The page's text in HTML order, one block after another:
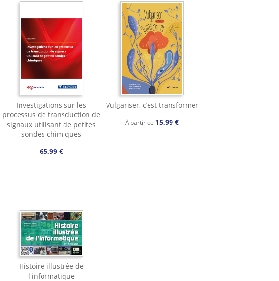
Investigations sur les
processus de transduction de
signaux utilisant de petites
sondes chimiques
65,99 €
Vulgariser, c’est transformer
À partir de 15,99 €
Histoire illustrée de
l'informatique